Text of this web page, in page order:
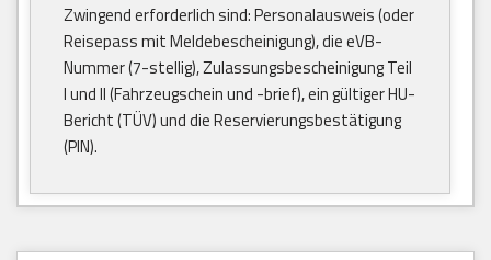
Zwingend erforderlich sind: Personalausweis (oder
Reisepass mit Meldebescheinigung), die eVB-
Nummer (7-stellig), Zulassungsbescheinigung Teil
I und II (Fahrzeugschein und -brief), ein gültiger HU-
Bericht (TÜV) und die Reservierungsbestätigung
(PIN).